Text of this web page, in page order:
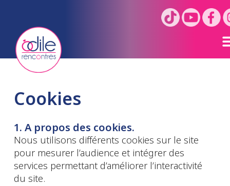
Cookies
1. A propos des cookies.
Nous utilisons différents cookies sur le site
pour mesurer l’audience et intégrer des
services permettant d’améliorer l’interactivité
du site.